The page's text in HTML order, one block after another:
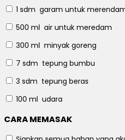
1 sdm garam untuk
500 ml air untuk meredam
300 ml minyak goreng
7 sdm tepung bumbu
3 sdm tepung beras
100 ml udara
CARA MEMASAK